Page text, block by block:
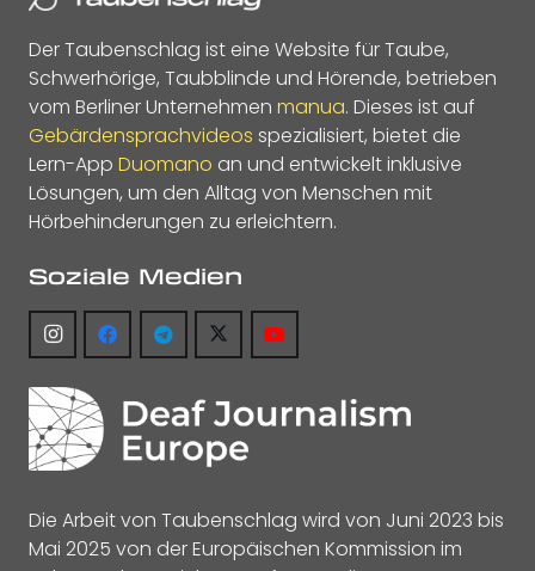
Der Taubenschlag ist eine Website für Taube,
Schwerhörige, Taubblinde und Hörende, betrieben
vom Berliner Unternehmen manua. Dieses ist auf
Gebärdensprachvideos spezialisiert, bietet die
Lern-App Duomano an und entwickelt inklusive
Lösungen, um den Alltag von Menschen mit
Hörbehinderungen zu erleichtern.
Soziale Medien
Die Arbeit von Taubenschlag wird von Juni 2023 bis
Mai 2025 von der Europäischen Kommission im